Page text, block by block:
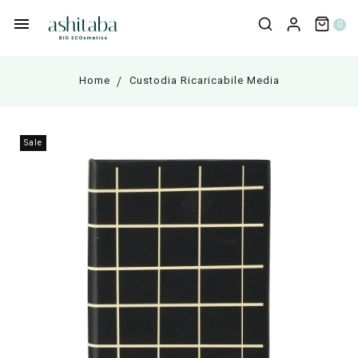
0
Home Custodia Ricaricabile Media
Sale